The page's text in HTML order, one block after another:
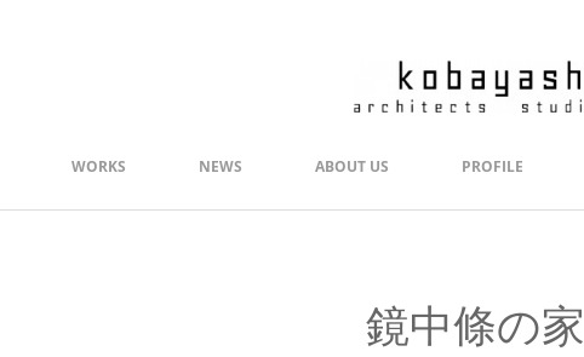
WORKS NEWS ABOUT US PROFILE
鏡中條の家